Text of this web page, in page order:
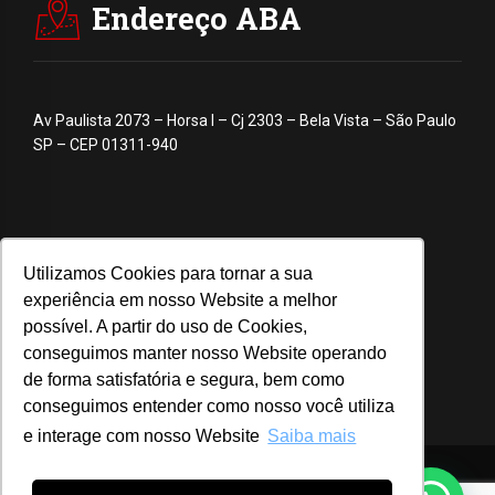
Utilizamos Cookies para tornar a sua
experiência em nosso Website a melhor
possível. A partir do uso de Cookies,
conseguimos manter nosso Website operando
de forma satisfatória e segura, bem como
conseguimos entender como nosso você utiliza
e interage com nosso Website Saiba mais
Endereço ABA
Av Paulista 2073 – Horsa I – Cj 2303 – Bela Vista – São Paulo
SP – CEP 01311-940
© 2020 ABA – Associação Brasileira de Anunciantes